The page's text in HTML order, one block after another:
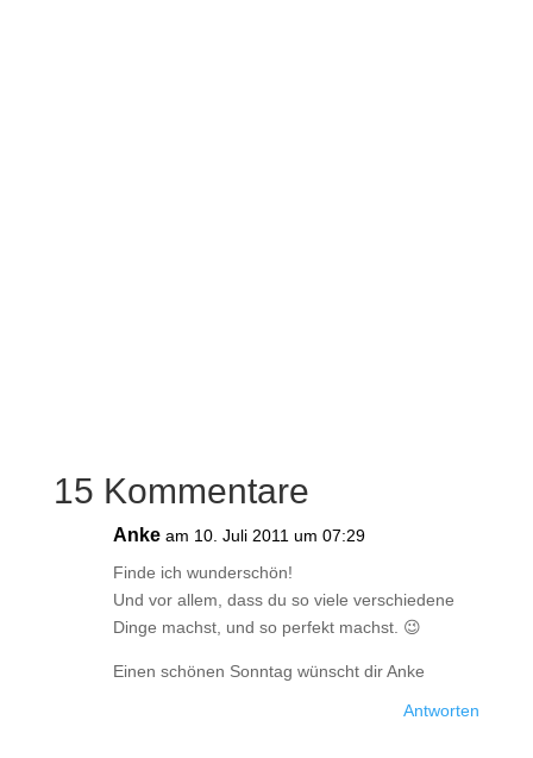
15 Kommentare
Anke am 10. Juli 2011 um 07:29
Finde ich wunderschön!
Und vor allem, dass du so viele verschiedene
Dinge machst, und so perfekt machst. 😉
Einen schönen Sonntag wünscht dir Anke
Antworten